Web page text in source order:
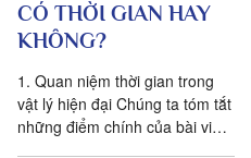
CÓ THỜI GIAN HAY
KHÔNG?
1. Quan niệm thời gian trong
vật lý hiện đại Chúng ta tóm tắt
những điểm chính của bài viết